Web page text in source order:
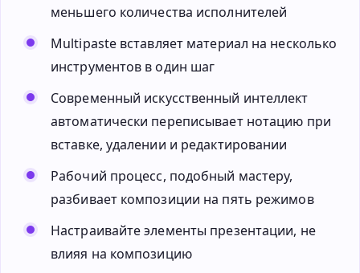
меньшего количества исполнителей
Multipaste вставляет материал на несколько
инструментов в один шаг
Современный искусственный интеллект
автоматически переписывает нотацию при
вставке, удалении и редактировании
Рабочий процесс, подобный мастеру,
разбивает композиции на пять режимов
Настраивайте элементы презентации, не
влияя на композицию